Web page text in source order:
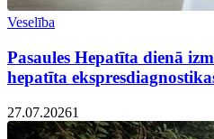
Veselība
Pasaules Hepatīta dienā
hepatīta
27.07.20261